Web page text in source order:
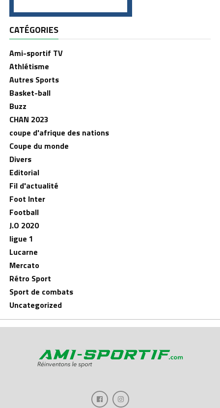
CATÉGORIES
Ami-sportif TV
Athlétisme
Autres Sports
Basket-ball
Buzz
CHAN 2023
coupe d'afrique des nations
Coupe du monde
Divers
Editorial
Fil d'actualité
Foot Inter
Football
J.O 2020
ligue 1
Lucarne
Mercato
Rétro Sport
Sport de combats
Uncategorized